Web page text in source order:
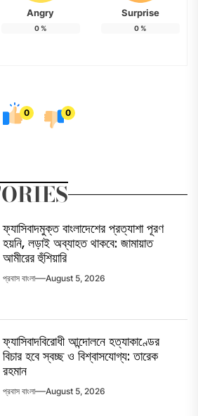
Angry
0%
Surprise
0%
0 0
ফ্যাসিবাদমুক্ত বাংলাদেশের প্রত্যাশা পূরণ
হয়নি, লড়াই অব্যাহত থাকবে: জামায়াত
আমীরের হুঁশিয়ারি
প্রবাস বাংলা August 5, 2026
ফ্যাসিবাদবিরোধী আন্দোলনে হত্যাকাণ্ডের
বিচার হবে স্বচ্ছ ও বিশ্বাসযোগ্য: তারেক
রহমান
প্রবাস বাংলা August 5, 2026